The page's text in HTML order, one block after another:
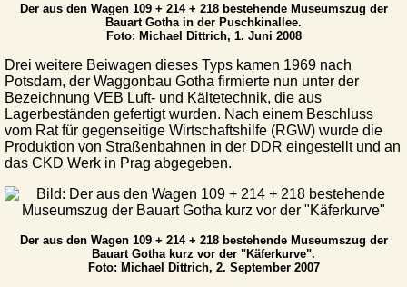
Der aus den Wagen 109 + 214 + 218 bestehende Museumszug der
Bauart Gotha in der Puschkinallee.
Foto: Michael Dittrich, 1. Juni 2008
Drei weitere Beiwagen dieses Typs kamen 1969 nach
Potsdam, der Waggonbau Gotha firmierte nun unter der
Bezeichnung VEB Luft- und Kältetechnik, die aus
Lagerbeständen gefertigt wurden. Nach einem Beschluss
vom Rat für gegenseitige Wirtschaftshilfe (RGW) wurde die
Produktion von Straßenbahnen in der DDR eingestellt und an
das CKD Werk in Prag abgegeben.
Der aus den Wagen 109 + 214 + 218 bestehende Museumszug der
Bauart Gotha kurz vor der "Käferkurve".
Foto: Michael Dittrich, 2. September 2007